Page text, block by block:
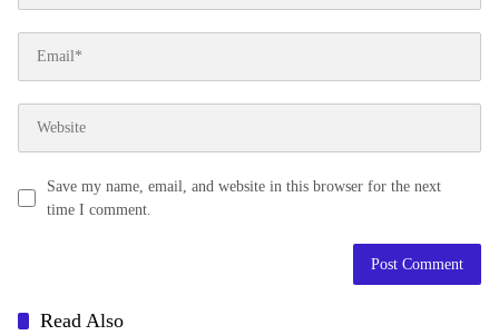
Save my name, email, and website in this browser for the next
time I comment.
Read Also